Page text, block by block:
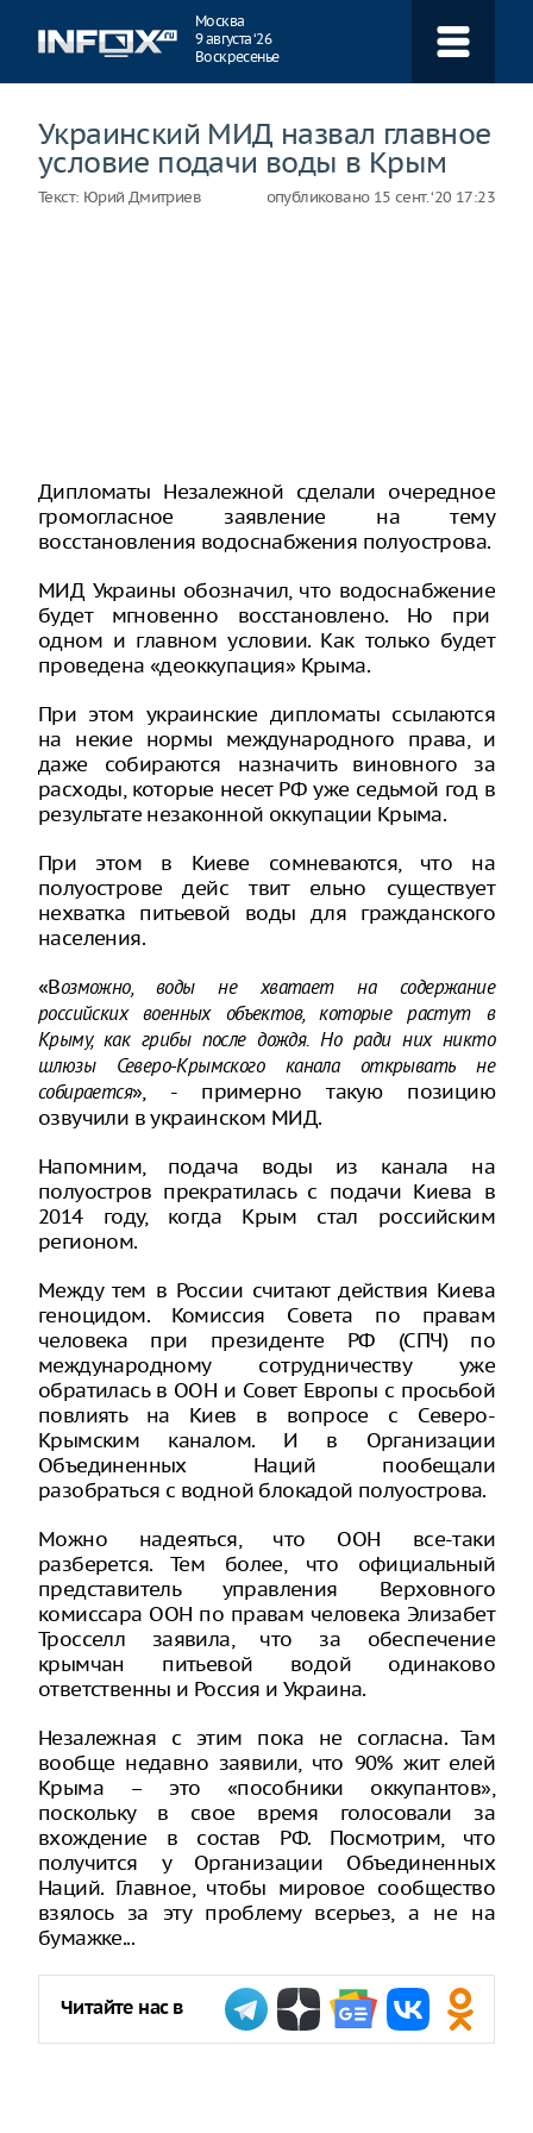
Москва
9 августа ‘26
Воскресенье
Украинский МИД назвал главное
условие подачи воды в Крым
Текст: Юрий Дмитриев опубликовано 15 сент. ‘20 17:23
Дипломаты Незалежной сделали очередное
громогласное заявление на тему
восстановления водоснабжения полуострова.
МИД Украины обозначил, что водоснабжение
будет мгновенно восстановлено. Но при
одном и главном условии. Как только будет
проведена «деоккупация» Крыма.
При этом украинские дипломаты ссылаются
на некие нормы международного права, и
даже собираются назначить виновного за
расходы, которые несет РФ уже седьмой год в
результате незаконной оккупации Крыма.
При этом в Киеве сомневаются, что на
полуострове дейс твит ельно существует
нехватка питьевой воды для гражданского
населения.
«Возможно, воды не хватает на содержание
российских военных объектов, которые растут в
Крыму, как грибы после дождя. Но ради них никто
шлюзы Северо-Крымского канала открывать не
собирается», - примерно такую позицию
озвучили в украинском МИД.
Напомним, подача воды из канала на
полуостров прекратилась с подачи Киева в
2014 году, когда Крым стал российским
регионом.
Между тем в России считают действия Киева
геноцидом. Комиссия Совета по правам
человека при президенте РФ (СПЧ) по
международному сотрудничеству уже
обратилась в ООН и Совет Европы с просьбой
повлиять на Киев в вопросе с Северо-
Крымским каналом. И в Организации
Объединенных Наций пообещали
разобраться с водной блокадой полуострова.
Можно надеяться, что ООН все-таки
разберется. Тем более, что официальный
представитель управления Верховного
комиссара ООН по правам человека Элизабет
Тросселл заявила, что за обеспечение
крымчан питьевой водой одинаково
ответственны и Россия и Украина.
Незалежная с этим пока не согласна. Там
вообще недавно заявили, что 90% жит елей
Крыма – это «пособники оккупантов»,
поскольку в свое время голосовали за
вхождение в состав РФ. Посмотрим, что
получится у Организации Объединенных
Наций. Главное, чтобы мировое сообщество
взялось за эту проблему всерьез, а не на
бумажке...
Читайте нас в